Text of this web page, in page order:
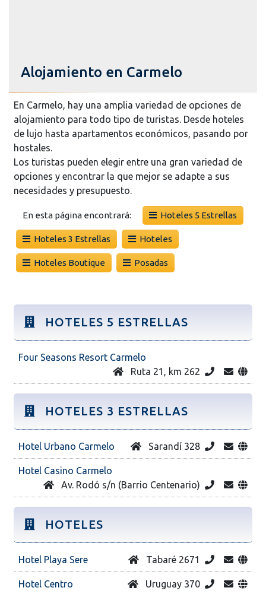
Alojamiento en Carmelo
En Carmelo, hay una amplia variedad de opciones de
alojamiento para todo tipo de turistas. Desde hoteles
de lujo hasta apartamentos económicos, pasando por
hostales.
Los turistas pueden elegir entre una gran variedad de
opciones y encontrar la que mejor se adapte a sus
necesidades y presupuesto.
En esta página encontrará: Hoteles 5 Estrellas
Hoteles 3 Estrellas Hoteles
Hoteles Boutique Posadas
HOTELES 5 ESTRELLAS
Four Seasons Resort Carmelo
Ruta 21, km 262
HOTELES 3 ESTRELLAS
Hotel Urbano Carmelo Sarandí 328
Hotel Casino Carmelo
Av. Rodó s/n (Barrio Centenario)
HOTELES
Hotel Playa Sere Tabaré 2671
Hotel Centro Uruguay 370